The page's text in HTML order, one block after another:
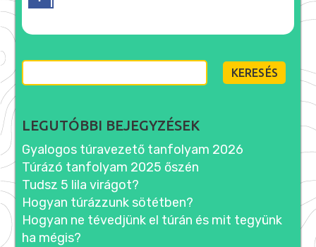
LEGUTÓBBI BEJEGYZÉSEK
Gyalogos túravezető tanfolyam 2026
Túrázó tanfolyam 2025 őszén
Tudsz 5 lila virágot?
Hogyan túrázzunk sötétben?
Hogyan ne tévedjünk el túrán és mit tegyünk
ha mégis?